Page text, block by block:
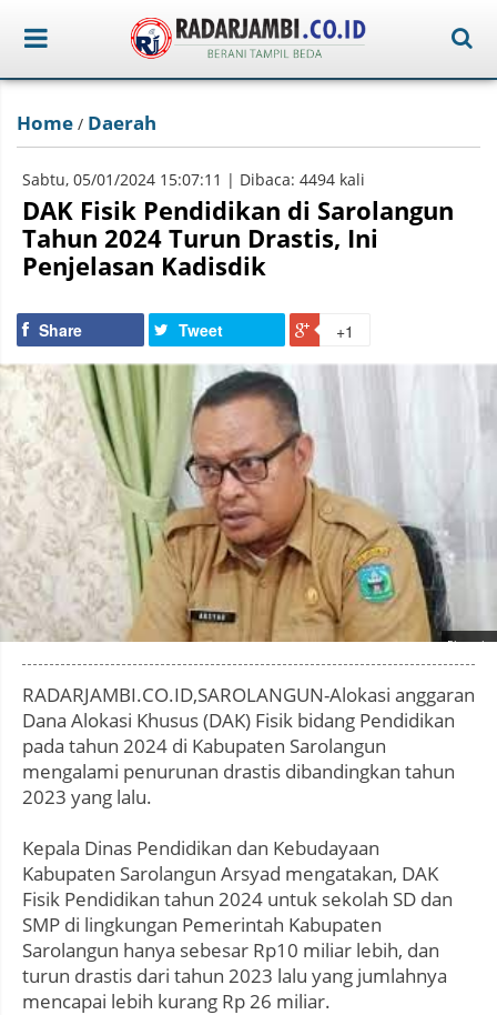
Home / Daerah
Sabtu, 05/01/2024 15:07:11 | Dibaca: 4494 kali
DAK Fisik Pendidikan di Sarolangun
Tahun 2024 Turun Drastis, Ini
Penjelasan Kadisdik
Share Tweet +1
Photo by
RADARJAMBI.CO.ID,SAROLANGUN-Alokasi anggaran
Dana Alokasi Khusus (DAK) Fisik bidang Pendidikan
pada tahun 2024 di Kabupaten Sarolangun
mengalami penurunan drastis dibandingkan tahun
2023 yang lalu.
Kepala Dinas Pendidikan dan Kebudayaan
Kabupaten Sarolangun Arsyad mengatakan, DAK
Fisik Pendidikan tahun 2024 untuk sekolah SD dan
SMP di lingkungan Pemerintah Kabupaten
Sarolangun hanya sebesar Rp10 miliar lebih, dan
turun drastis dari tahun 2023 lalu yang jumlahnya
mencapai lebih kurang Rp 26 miliar.